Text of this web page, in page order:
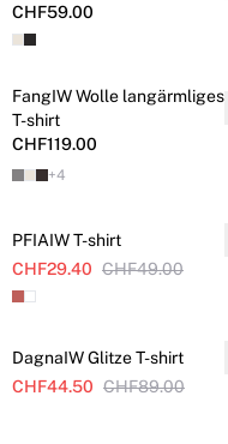
CHF59.00
FangIW Wolle langärmliges
T-shirt
CHF119.00
+4
PFIAIW T-shirt
CHF29.40 CHF49.00
SALE
DagnaIW Glitze T-shirt
CHF44.50 CHF89.00